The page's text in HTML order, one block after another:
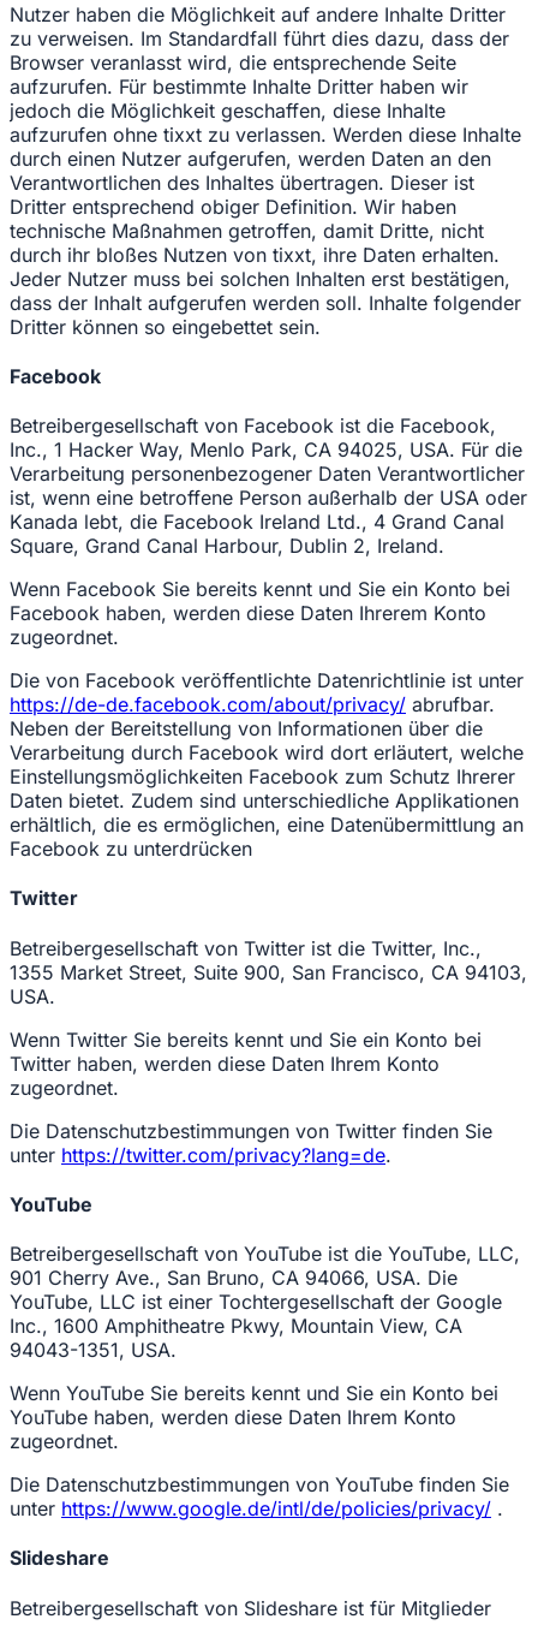
Nutzer haben die Möglichkeit auf andere Inhalte Dritter
zu verweisen. Im Standardfall führt dies dazu, dass der
Browser veranlasst wird, die entsprechende Seite
aufzurufen. Für bestimmte Inhalte Dritter haben wir
jedoch die Möglichkeit geschaffen, diese Inhalte
aufzurufen ohne tixxt zu verlassen. Werden diese Inhalte
durch einen Nutzer aufgerufen, werden Daten an den
Verantwortlichen des Inhaltes übertragen. Dieser ist
Dritter entsprechend obiger Definition. Wir haben
technische Maßnahmen getroffen, damit Dritte, nicht
durch ihr bloßes Nutzen von tixxt, ihre Daten erhalten.
Jeder Nutzer muss bei solchen Inhalten erst bestätigen,
dass der Inhalt aufgerufen werden soll. Inhalte folgender
Dritter können so eingebettet sein.
Facebook
Betreibergesellschaft von Facebook ist die Facebook,
Inc., 1 Hacker Way, Menlo Park, CA 94025, USA. Für die
Verarbeitung personenbezogener Daten Verantwortlicher
ist, wenn eine betroffene Person außerhalb der USA oder
Kanada lebt, die Facebook Ireland Ltd., 4 Grand Canal
Square, Grand Canal Harbour, Dublin 2, Ireland.
Wenn Facebook Sie bereits kennt und Sie ein Konto bei
Facebook haben, werden diese Daten Ihrerem Konto
zugeordnet.
Die von Facebook veröffentlichte Datenrichtlinie ist unter
https://de-de.facebook.com/about/privacy/ abrufbar.
Neben der Bereitstellung von Informationen über die
Verarbeitung durch Facebook wird dort erläutert, welche
Einstellungsmöglichkeiten Facebook zum Schutz Ihrerer
Daten bietet. Zudem sind unterschiedliche Applikationen
erhältlich, die es ermöglichen, eine Datenübermittlung an
Facebook zu unterdrücken
Twitter
Betreibergesellschaft von Twitter ist die Twitter, Inc.,
1355 Market Street, Suite 900, San Francisco, CA 94103,
USA.
Wenn Twitter Sie bereits kennt und Sie ein Konto bei
Twitter haben, werden diese Daten Ihrem Konto
zugeordnet.
Die Datenschutzbestimmungen von Twitter finden Sie
unter https://twitter.com/privacy?lang=de.
YouTube
Betreibergesellschaft von YouTube ist die YouTube, LLC,
901 Cherry Ave., San Bruno, CA 94066, USA. Die
YouTube, LLC ist einer Tochtergesellschaft der Google
Inc., 1600 Amphitheatre Pkwy, Mountain View, CA
94043-1351, USA.
Wenn YouTube Sie bereits kennt und Sie ein Konto bei
YouTube haben, werden diese Daten Ihrem Konto
zugeordnet.
Die Datenschutzbestimmungen von YouTube finden Sie
unter https://www.google.de/intl/de/policies/privacy/ .
Slideshare
Betreibergesellschaft von Slideshare ist für Mitglieder